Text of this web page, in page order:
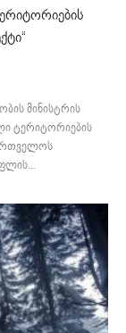
მინისტრის
ტერიტორიების